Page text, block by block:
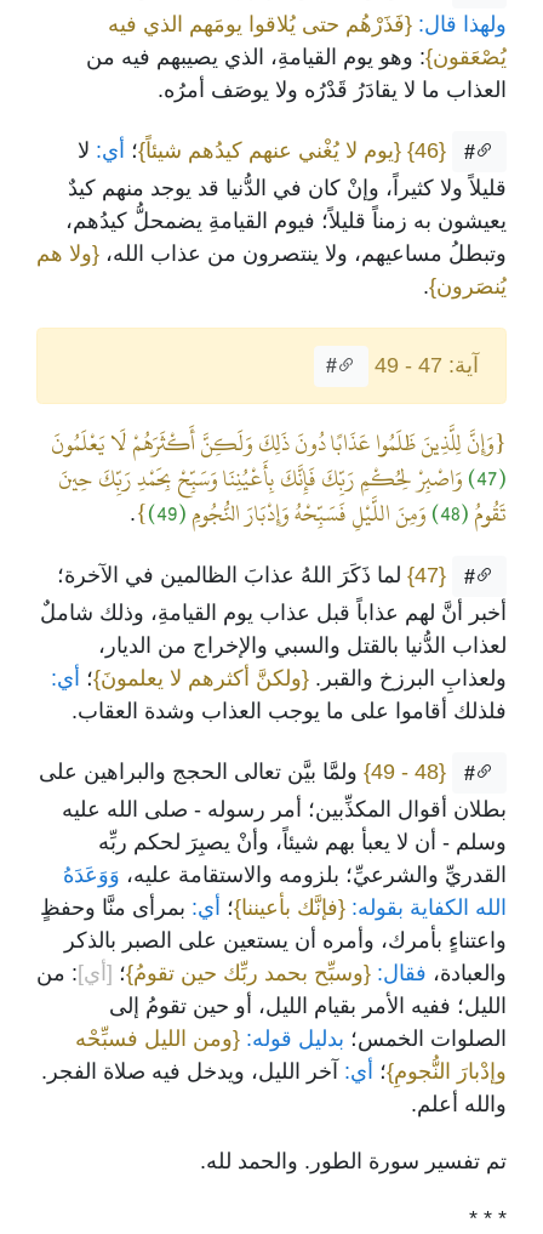
ولهذا قال: {فَذَرْهُم حتى يُلاقوا يومَهم الذي فيه
يُصْعَقون}: وهو يوم القيامةِ، الذي يصيبهم فيه من
العذاب ما لا يقادَرُ قَدْرُه ولا يوصَف أمرُه.
#
{46} {يوم لا يُغْني عنهم كيدُهم شيئاً}؛ أي: لا
قليلاً ولا كثيراً، وإنْ كان في الدُّنيا قد يوجد منهم كيدٌ
يعيشون به زمناً قليلاً؛ فيوم القيامةِ يضمحلُّ كيدُهم،
وتبطلُ مساعيهم، ولا ينتصرون من عذاب الله، {ولا هم
يُنصَرون}.
آية: 47 - 49 #
{وَإِنَّ لِلَّذِينَ ظَلَمُوا عَذَابًا دُونَ ذَلِكَ وَلَكِنَّ أَكْثَرَهُمْ لَا يَعْلَمُونَ
(47)
وَاصْبِرْ لِحُكْمِ رَبِّكَ فَإِنَّكَ بِأَعْيُنِنَا وَسَبِّحْ بِحَمْدِ رَبِّكَ حِينَ
تَقُومُ(48) وَمِنَ اللَّيْلِ فَسَبِّحْهُ وَإِدْبَارَ النُّجُومِ(49)
}
.
#
{47}
لما ذَكَرَ اللهُ عذابَ الظالمين في الآخرة؛
أخبر أنَّ لهم عذاباً قبل عذاب يوم القيامةِ، وذلك شاملٌ
لعذاب الدُّنيا بالقتل والسبي والإخراج من الديار،
ولعذابِ البرزخ والقبر. {ولكنَّ أكثرهم لا يعلمونَ}؛ أي:
فلذلك أقاموا على ما يوجب العذاب وشدة العقاب.
#
{48 - 49}
ولمَّا بيَّن تعالى الحجج والبراهين على
بطلان أقوال المكذِّبين؛ أمر رسوله - صلى الله عليه
وسلم - أن لا يعبأ بهم شيئاً، وأنْ يصبِرَ لحكم ربِّه
القدريِّ والشرعيِّ؛ بلزومه والاستقامة عليه، وَوَعَدَهُ
الله الكفاية بقوله: {فإنَّك بأعيننا}؛ أي: بمرأى منَّا وحفظٍ
واعتناءٍ بأمرك، وأمره أن يستعين على الصبر بالذكر
والعبادة، فقال: {وسبِّح بحمد ربِّك حين تقومُ}؛ [أي] : من
الليل؛ ففيه الأمر بقيام الليل، أو حين تقومُ إلى
الصلوات الخمس؛ بدليل قوله: {ومن الليل فسبِّحْه
وإدْبارَ النُّجومِ}؛ أي: آخر الليل، ويدخل فيه صلاة الفجر.
والله أعلم.
تم تفسير سورة الطور. والحمد لله.
* * *